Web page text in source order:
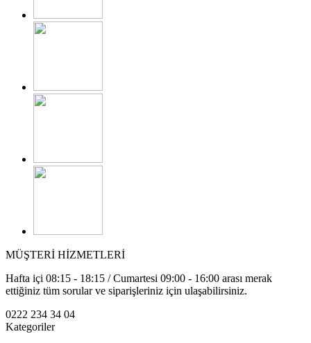
MÜŞTERİ HİZMETLERİ
Hafta içi 08:15 - 18:15 / Cumartesi 09:00 - 16:00 arası merak
ettiğiniz tüm sorular ve siparişleriniz için ulaşabilirsiniz.
0222 234 34 04
Kategoriler